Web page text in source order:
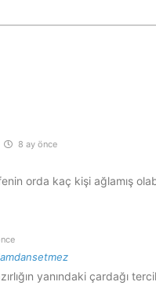
8 ay önce
orda kaç kişi ağlamış
yanındaki çardağı